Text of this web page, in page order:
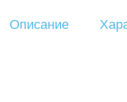
Описание